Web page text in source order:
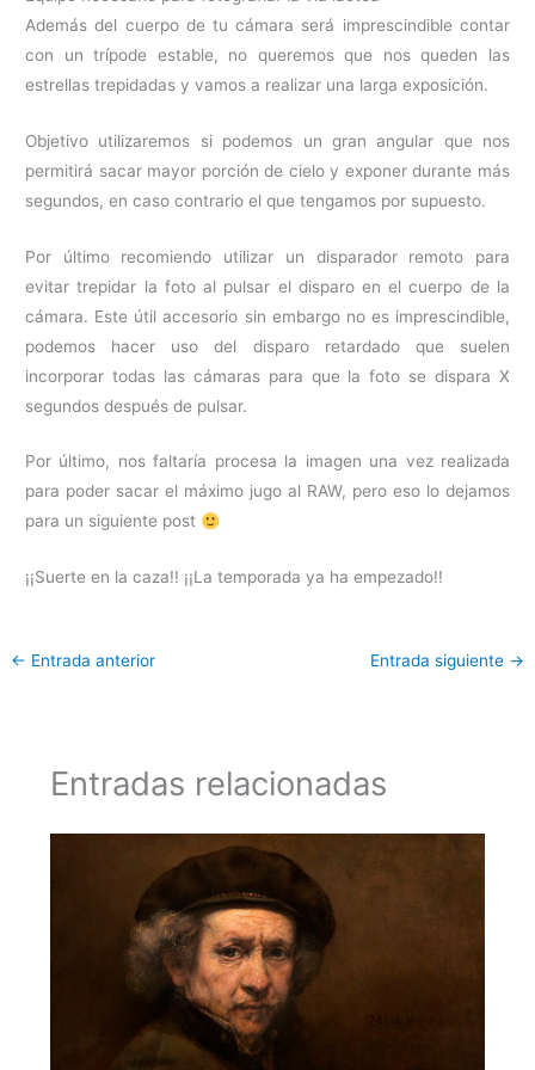
Además del cuerpo de tu cámara será imprescindible contar
con un trípode estable, no queremos que nos queden las
estrellas trepidadas y vamos a realizar una larga exposición.
Objetivo utilizaremos si podemos un gran angular que nos
permitirá sacar mayor porción de cielo y exponer durante más
segundos, en caso contrario el que tengamos por supuesto.
Por último recomiendo utilizar un disparador remoto para
evitar trepidar la foto al pulsar el disparo en el cuerpo de la
cámara. Este útil accesorio sin embargo no es imprescindible,
podemos hacer uso del disparo retardado que suelen
incorporar todas las cámaras para que la foto se dispara X
segundos después de pulsar.
Por último, nos faltaría procesa la imagen una vez realizada
para poder sacar el máximo jugo al RAW, pero eso lo dejamos
para un siguiente post
¡¡Suerte en la caza!! ¡¡La temporada ya ha empezado!!
← Entrada anterior Entrada siguiente →
Entradas relacionadas